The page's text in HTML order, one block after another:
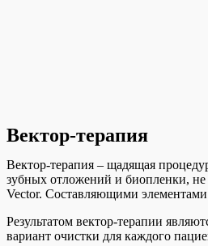
Вектор-терапия
Вектор-терапия – щадящая
зубных отложений и биопленки, не
Vector. Составляющими элементами
Результатом вектор-терапии
вариант очистки для каждого